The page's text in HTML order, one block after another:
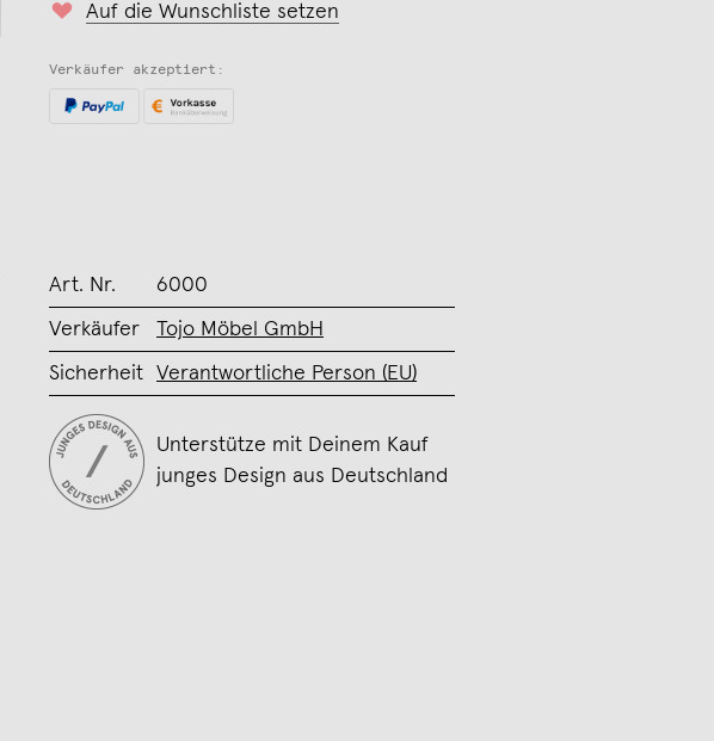
Auf die Wunschliste setzen
Verkäufer akzeptiert:
Art. Nr. 6000
Verkäufer Tojo Möbel GmbH
Sicherheit Verantwortliche Person (EU)
Unterstütze mit Deinem Kauf
junges Design aus Deutschland